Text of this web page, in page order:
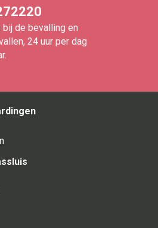
bij de bevalling en
24 uur per dag